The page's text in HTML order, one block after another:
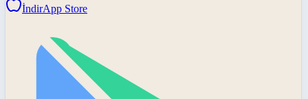
İndirApp Store